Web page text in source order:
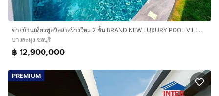
ขายบ้านเดี่ยวพูลวิลล่าสร้างใหม่ 2 ชั้น BRAND NEW LUXURY POOL VILLA พัทยา-ห้วยใหญ่ พร้อมสระว่ายน้ำส่วนตัวและเฟอร์นิเจอร์บิวท์อิน
บางละมุง ชลบุรี
฿ 12,900,000
PREMIUM